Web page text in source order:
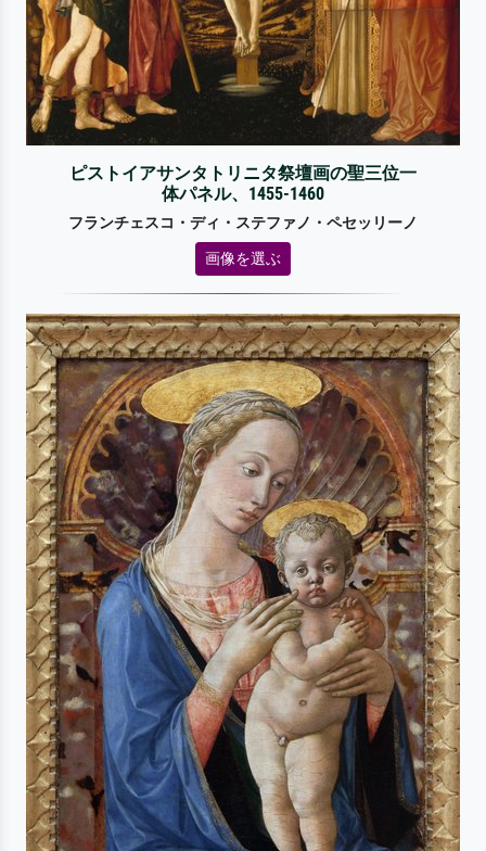
ピストイアサンタトリニタ祭壇画の聖三位一
体パネル、1455-1460
フランチェスコ・ディ・ステファノ・ペセッリーノ
画像を選ぶ